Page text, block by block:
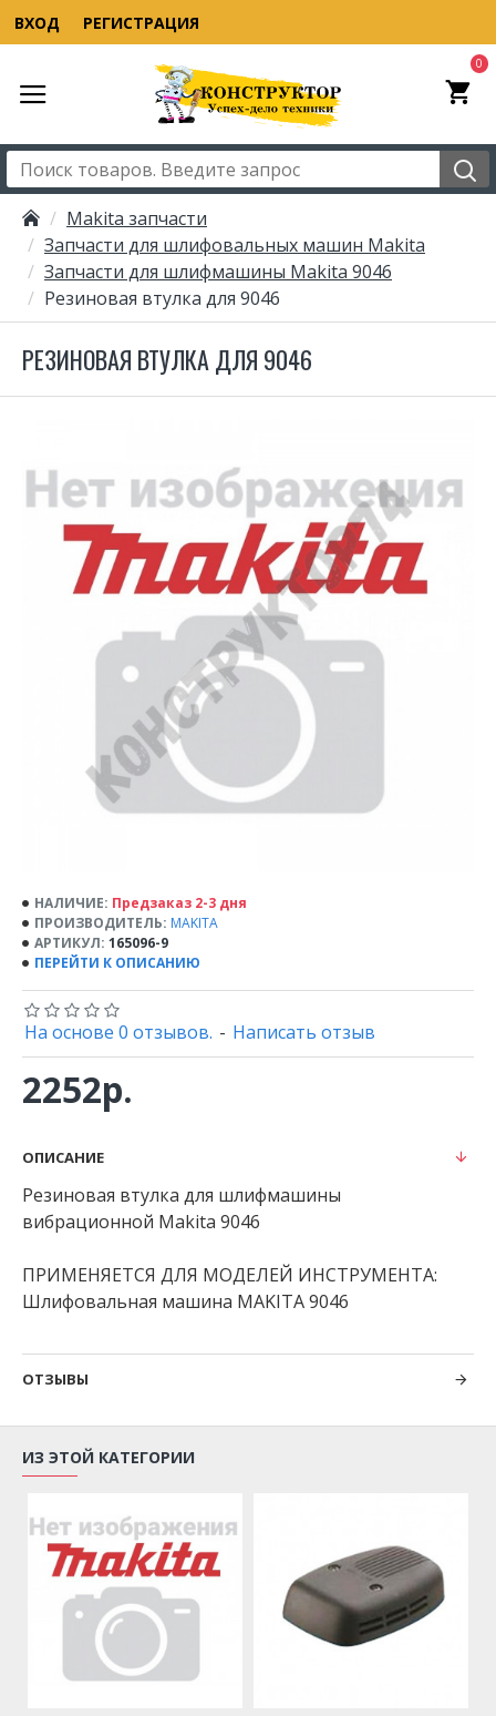
ВХОД РЕГИСТРАЦИЯ
0
Makita запчасти
Запчасти для шлифовальных машин Makita
Запчасти для шлифмашины Makita 9046
Резиновая втулка для 9046
РЕЗИНОВАЯ ВТУЛКА ДЛЯ 9046
НАЛИЧИЕ: Предзаказ 2-3 дня
ПРОИЗВОДИТЕЛЬ: MAKITA
АРТИКУЛ: 165096-9
ПЕРЕЙТИ К ОПИСАНИЮ
На основе 0 отзывов. - Написать отзыв
2252р.
ОПИСАНИЕ
Резиновая втулка для шлифмашины
вибрационной Makita 9046
ПРИМЕНЯЕТСЯ ДЛЯ МОДЕЛЕЙ ИНСТРУМЕНТА:
Шлифовальная машина MAKITA 9046
ОТЗЫВЫ
ИЗ ЭТОЙ КАТЕГОРИИ